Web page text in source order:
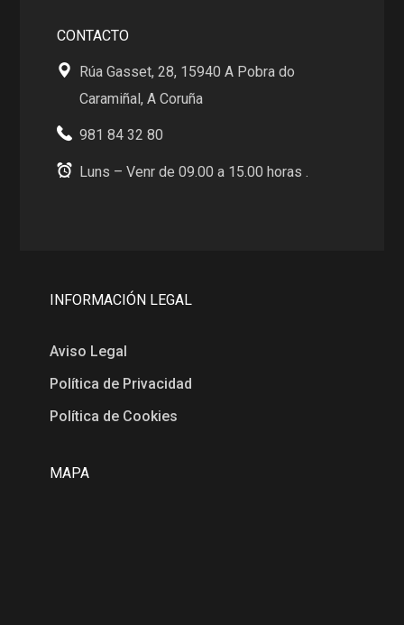
CONTACTO
Rúa Gasset, 28, 15940 A Pobra do
Caramiñal, A Coruña
981 84 32 80
Luns – Venr de 09.00 a 15.00 horas .
INFORMACIÓN LEGAL
Aviso Legal
Política de Privacidad
Política de Cookies
MAPA